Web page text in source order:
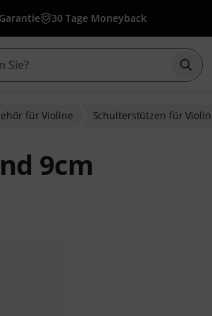
30 Tage Moneyback
für Violine Schulterstützen für
9cm